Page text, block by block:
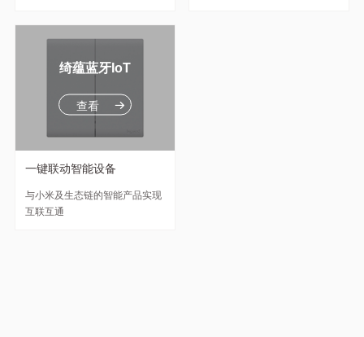
绮蕴蓝牙IoT
查看
一键联动智能设备
与小米及生态链的智能产品实现
互联互通